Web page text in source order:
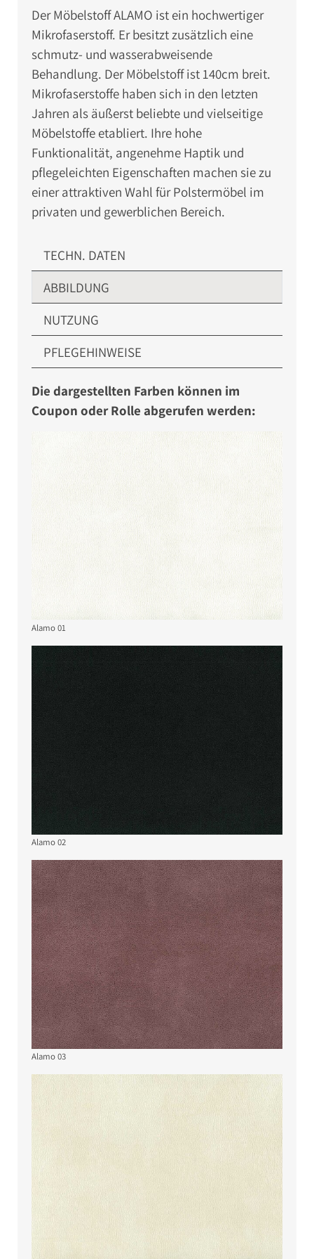
Der Möbelstoff ALAMO ist ein hochwertiger
Mikrofaserstoff. Er besitzt zusätzlich eine
schmutz- und wasserabweisende
Behandlung. Der Möbelstoff ist 140cm breit.
Mikrofaserstoffe haben sich in den letzten
Jahren als äußerst beliebte und vielseitige
Möbelstoffe etabliert. Ihre hohe
Funktionalität, angenehme Haptik und
pflegeleichten Eigenschaften machen sie zu
einer attraktiven Wahl für Polstermöbel im
privaten und gewerblichen Bereich.
TECHN. DATEN
ABBILDUNG
NUTZUNG
PFLEGEHINWEISE
Alamo 01
Alamo 02
Alamo 03
Die dargestellten Farben können im
Coupon oder Rolle abgerufen werden: